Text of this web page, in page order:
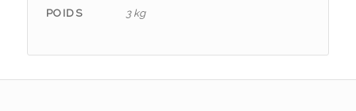
POIDS 3 kg